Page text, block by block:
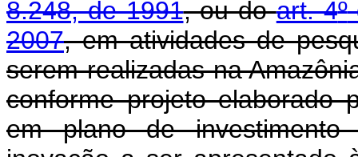
8.248, de 1991, ou doart. 4º
2007, em atividades de
serem realizadas na
conforme projeto elaborado
em plano de investimento